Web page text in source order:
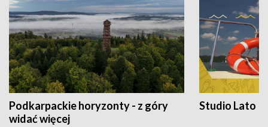
Podkarpackie horyzonty - z góry
widać więcej
Studio Lato